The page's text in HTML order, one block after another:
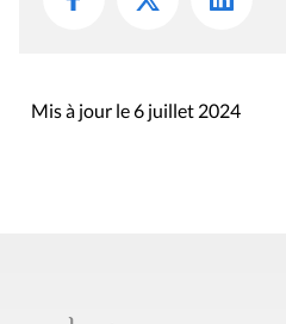
Mis à jour le 6 juillet 2024